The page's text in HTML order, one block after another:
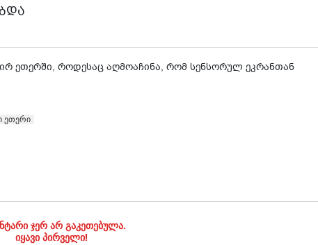
ეთერში, როდესაც აღმოაჩინა, რომ სენსორულ ეკრანთან
ეთერი
ჯერ არ გაკეთებულა.
იყავი პირველი!